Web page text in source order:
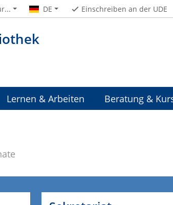
DE Einschreiben an der UDE
Lernen & Arbeiten Beratung &